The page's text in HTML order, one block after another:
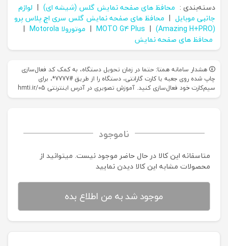
دسته‌بندی : محافظ های صفحه نمایش گلس (شیشه ای) | لوازم
جانبی موبایل | محافظ های صفحه نمایش گلس سری اچ پلاس پرو
(Amazing H+PRO)
|
MOTO G4 Plus
| موتورولا Motorola
|
محافظ های صفحه نمایش
هشدار سامانه همتا: حتما در زمان تحویل دستگاه، به کمک کد فعال‌سازی
چاپ شده روی جعبه یا کارت گارانتی، دستگاه را از طریق #7777*، برای
سیم‌کارت خود فعال‌سازی کنید. آموزش تصویری در آدرس اینترنتی hmti.ir/05
ناموجود
متاسفانه این کالا در حال حاضر موجود نیست. می‍توانید از
محصولات مشابه این کالا دیدن نمایید
موجود شد به من اطلاع بده